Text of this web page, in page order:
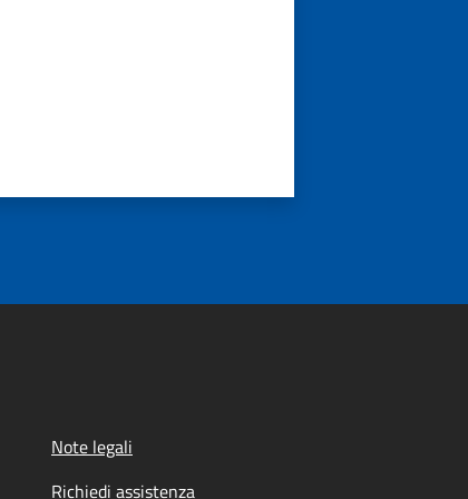
Note legali
Richiedi assistenza